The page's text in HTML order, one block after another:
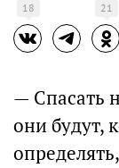
18 21
— Спасать
они будут,